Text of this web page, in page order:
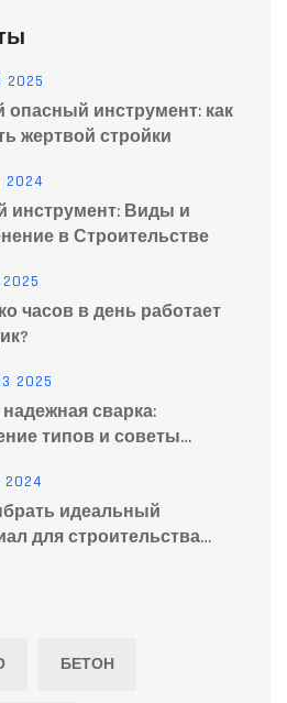
инструмент: как
жертвой стройки
2024
инструмент: Виды и
в Строительстве
часов в день работает
2025
сварка:
типов и советы
идеальный
для строительства
БЕТОН